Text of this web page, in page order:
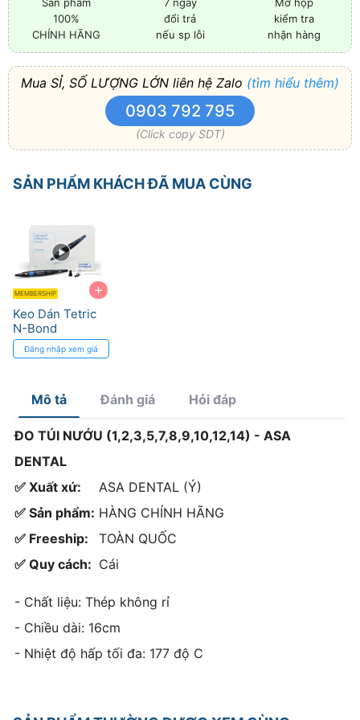
100%
CHÍNH HÃNG
đổi trả
nếu sp lỗi
kiểm tra
nhận hàng
Mua SỈ, SỐ LƯỢNG LỚN liên hệ Zalo (tìm hiểu thêm)
0903 792 795
(Click copy SDT)
SẢN PHẨM KHÁCH ĐÃ MUA CÙNG
+
MEMBERSHIP
Keo Dán Tetric
N-Bond
Universal cho
Veneer với
Đăng nhập xem giá
Mô tả Đánh giá Hỏi đáp
ĐO TÚI NƯỚU (1,2,3,5,7,8,9,10,12,14) - ASA
DENTAL
✅ Xuất xứ:
ASA DENTAL (Ý)
✅ Sản phẩm: HÀNG CHÍNH HÃNG
✅ Freeship:
TOÀN QUỐC
✅ Quy cách: Cái
- Chất liệu: Thép không rỉ
- Chiều dài: 16cm
- Nhiệt độ hấp tối đa: 177 độ C